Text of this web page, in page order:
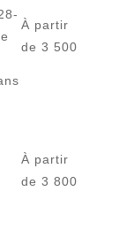
À partir
de 3 500
À partir
de 3 800